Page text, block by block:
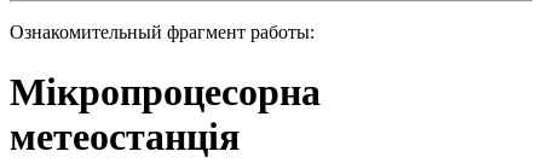
Ознакомительный фрагмент работы:
Мікропроцесорна
метеостанція